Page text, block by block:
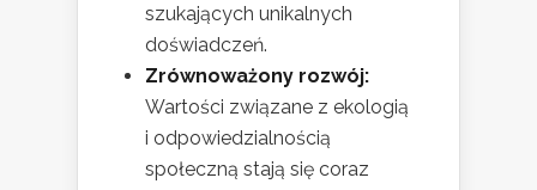
szukających unikalnych
doświadczeń.
Zrównoważony rozwój:
Wartości związane z ekologią
i odpowiedzialnością
społeczną stają się coraz